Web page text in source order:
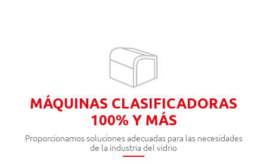
MÁQUINAS CLASIFICADORAS
100% Y MÁS
Proporcionamos soluciones adecuadas para las necesidades
de la industria del vidrio